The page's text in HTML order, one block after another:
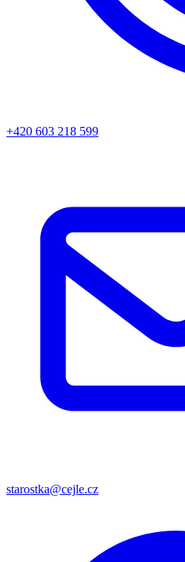
+420 603 218 599
starostka@cejle.cz